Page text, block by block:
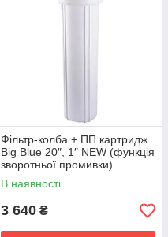
Фільтр-колба + ПП картридж
Big Blue 20″, 1″ NEW (функція
зворотньої промивки)
В наявності
3 640 ₴